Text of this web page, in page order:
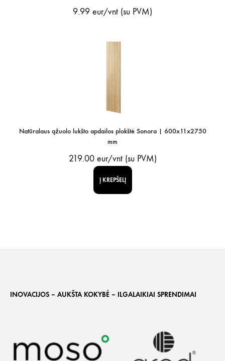
9.99 eur/vnt (su PVM)
Natūralaus ąžuolo lukšto apdailos plokštė Sonora | 600x11x2750
mm
219.00 eur/vnt (su PVM)
Į KREPŠELĮ
INOVACIJOS – AUKŠTA KOKYBĖ – ILGALAIKIAI SPRENDIMAI